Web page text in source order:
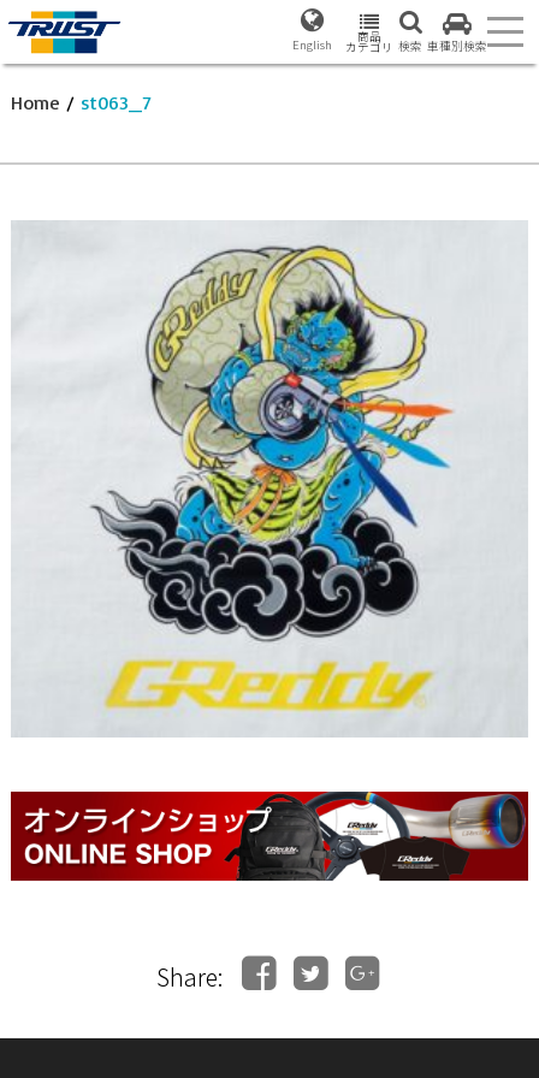
English 商品
カテゴリ 検索 車種別検索
Home / st063_7
Share: